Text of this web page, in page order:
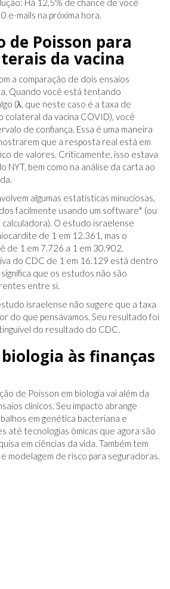
Há 12,5% de chance de você
e-mails na próxima hora.
de Poisson para
da vacina
a comparação de dois ensaios
Quando você está tentando
(λ, que neste caso é a taxa de
da vacina COVID), você
de confiança. Essa é uma maneira
que a resposta real está em
de valores. Criticamente, isso estava
bem como na análise da carta ao
algumas estatísticas minuciosas,
facilmente usando um software* (ou
calculadora). O estudo israelense
de 1 em 12.361, mas o
de 1 em 7.726 a 1 em 30.902.
do CDC de 1 em 16.129 está dentro
que os estudos não são
entre si.
israelense não sugere que a taxa
do que pensávamos. Seu resultado foi
do resultado do CDC.
às finanças
de Poisson em biologia vai além da
clínicos. Seu impacto abrange
em genética bacteriana e
até tecnologias ômicas que agora são
em ciências da vida. Também tem
modelagem de risco para seguradoras.